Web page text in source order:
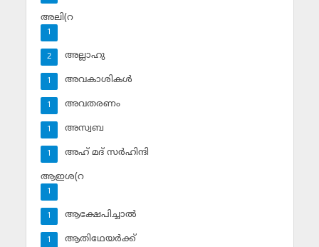
അലി(റ
1
അല്ലാഹു
2
അവകാശികള്‍
1
അവതരണം
1
അസ്വബ
1
അഹ് മദ് സര്‍ഹിന്ദി
1
ആഇശ(റ
1
ആക്ഷേപിച്ചാല്‍
1
ആതിഥേയര്‍ക്ക്
1